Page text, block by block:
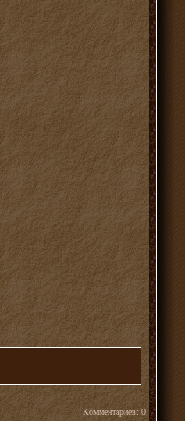
Комментариев: 0